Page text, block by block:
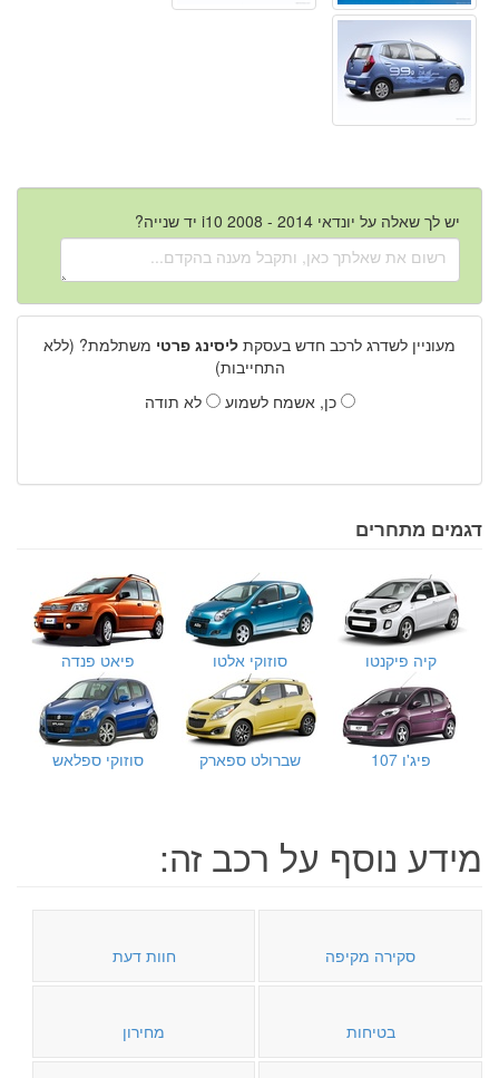
יש לך שאלה על יונדאי i10 2008 - 2014 יד שנייה?
מעוניין לשדרג לרכב חדש בעסקת ליסינג פרטי משתלמת? (ללא
התחייבות)
כן, אשמח לשמוע
לא תודה
דגמים מתחרים
קיה פיקנטו סוזוקי אלטו פיאט פנדה
פיג'ו 107 שברולט ספארק סוזוקי ספלאש
מידע נוסף על רכב זה:
סקירה מקיפה חוות דעת
בטיחות מחירון